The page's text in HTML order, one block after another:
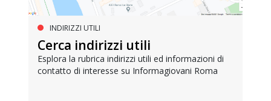
INDIRIZZI UTILI
Cerca indirizzi utili
Esplora la rubrica indirizzi utili ed informazioni di
contatto di interesse su Informagiovani Roma